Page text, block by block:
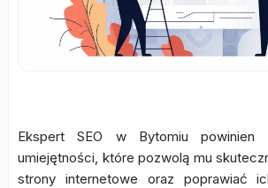
Ekspert SEO w Bytomiu powinien
umiejętności, które pozwolą mu
strony internetowe oraz poprawiać